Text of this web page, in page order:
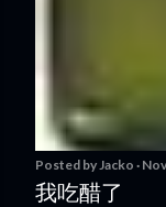
Posted byJacko
我吃醋了